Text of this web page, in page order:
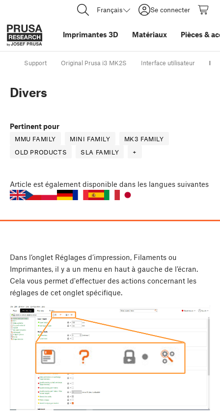
Français Se connecter
Imprimantes 3D Matériaux Pièces &
Support Original Prusa i3 MK2S Interface utilisateur
Divers
Pertinent pour
MMU FAMILY MINI FAMILY
MK3 FAMILY
OLD PRODUCTS
SLA FAMILY +
Article est également disponible dans les langues suivantes
Dans l’onglet Réglages d’impression, Filaments ou
Imprimantes, il y a un menu en haut à gauche de l’écran.
Cela vous permet d'effectuer des actions concernant les
réglages de cet onglet spécifique.